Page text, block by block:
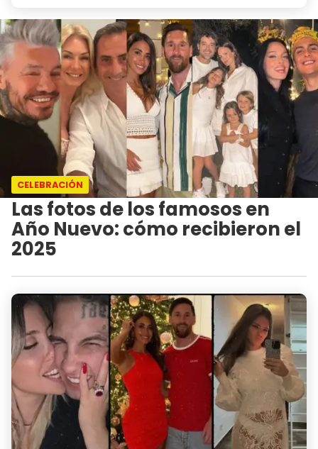
CELEBRACIÓN
Las fotos de los famosos en
Año Nuevo: cómo recibieron el
2025